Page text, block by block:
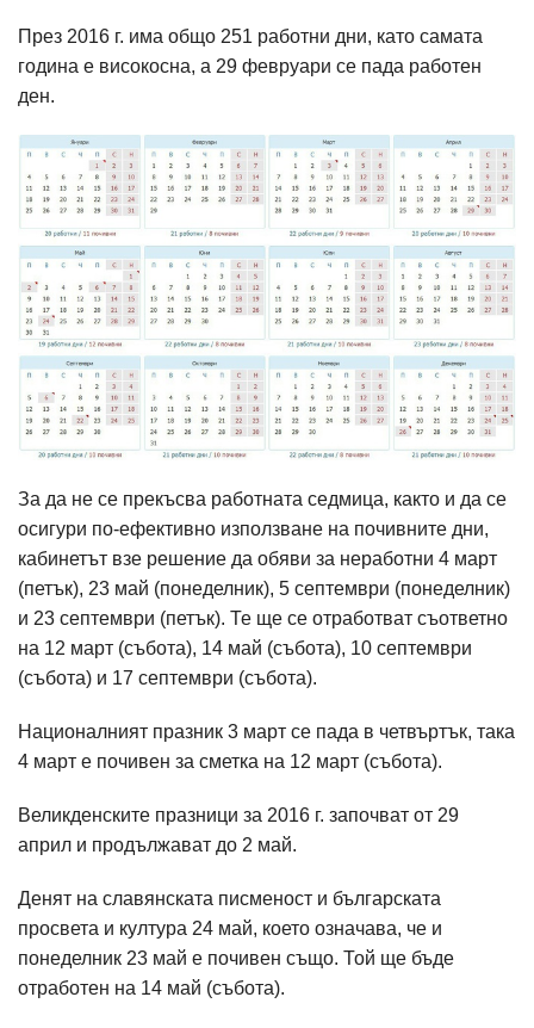
През 2016 г. има общо 251 работни дни, като самата
година е високосна, а 29 февруари се пада работен
ден.
За да не се прекъсва работната седмица, както и да се
осигури по-ефективно използване на почивните дни,
кабинетът взе решение да обяви за неработни 4 март
(петък), 23 май (понеделник), 5 септември (понеделник)
и 23 септември (петък). Те ще се отработват съответно
на 12 март (събота), 14 май (събота), 10 септември
(събота) и 17 септември (събота).
Националният празник 3 март се пада в четвъртък, така
4 март е почивен за сметка на 12 март (събота).
Великденските празници за 2016 г. започват от 29
април и продължават до 2 май.
Денят на славянската писменост и българската
просвета и култура 24 май, което означава, че и
понеделник 23 май е почивен също. Той ще бъде
отработен на 14 май (събота).